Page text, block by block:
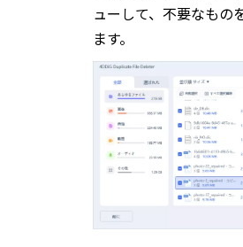
ューして、不要なもの
ます。